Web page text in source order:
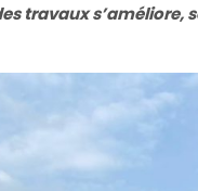
travaux s’améliore,